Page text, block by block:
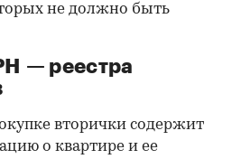
не должно быть
— реестра
вторички содержит
о квартире и ее